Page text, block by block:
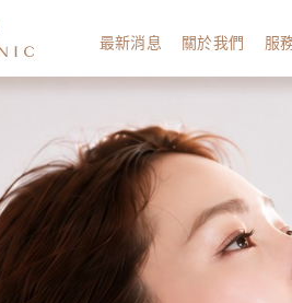
最新消息 關於我們 服